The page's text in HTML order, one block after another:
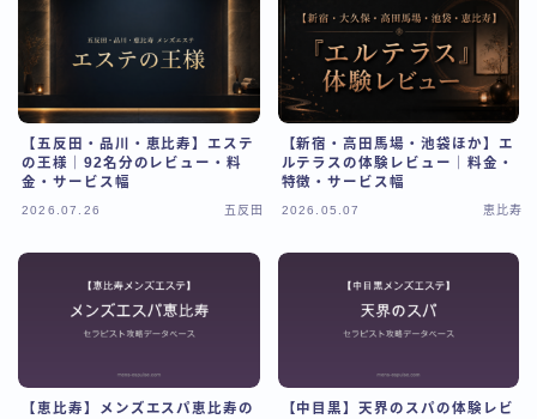
恵比寿比較
五反田比較
新宿比較
池袋比較
【五反田・品川・恵比寿】エステ
の王様｜92名分のレビュー・料
金・サービス幅
2026.07.26 五反田
【新宿・高田馬場・池袋ほか】エ
ルテラスの体験レビュー｜料金・
特徴・サービス幅
2026.05.07 恵比寿
【恵比寿】メンズエスパ恵比寿の
【中目黒】天界のスパの体験レビ